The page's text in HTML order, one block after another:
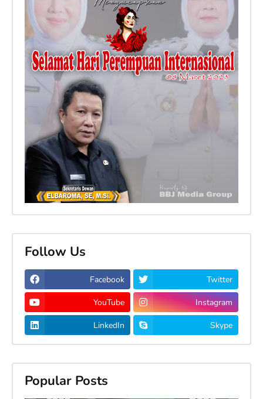
Follow Us
Facebook Twitter
YouTube Instagram
LinkedIn Skype
Popular Posts